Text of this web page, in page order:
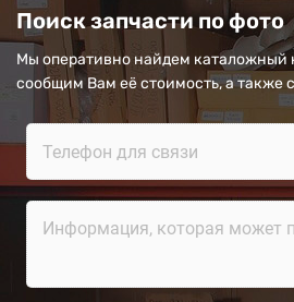
Поиск запчасти по фото
Мы оперативно найдем каталожный
сообщим Вам её стоимость, а также